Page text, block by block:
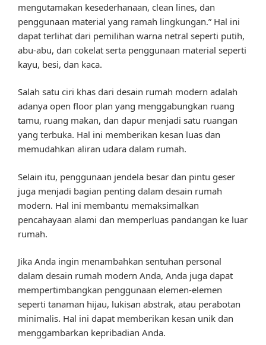
mengutamakan kesederhanaan, clean lines, dan
penggunaan material yang ramah lingkungan.” Hal ini
dapat terlihat dari pemilihan warna netral seperti putih,
abu-abu, dan cokelat serta penggunaan material seperti
kayu, besi, dan kaca.
Salah satu ciri khas dari desain rumah modern adalah
adanya open floor plan yang menggabungkan ruang
tamu, ruang makan, dan dapur menjadi satu ruangan
yang terbuka. Hal ini memberikan kesan luas dan
memudahkan aliran udara dalam rumah.
Selain itu, penggunaan jendela besar dan pintu geser
juga menjadi bagian penting dalam desain rumah
modern. Hal ini membantu memaksimalkan
pencahayaan alami dan memperluas pandangan ke luar
rumah.
Jika Anda ingin menambahkan sentuhan personal
dalam desain rumah modern Anda, Anda juga dapat
mempertimbangkan penggunaan elemen-elemen
seperti tanaman hijau, lukisan abstrak, atau perabotan
minimalis. Hal ini dapat memberikan kesan unik dan
menggambarkan kepribadian Anda.